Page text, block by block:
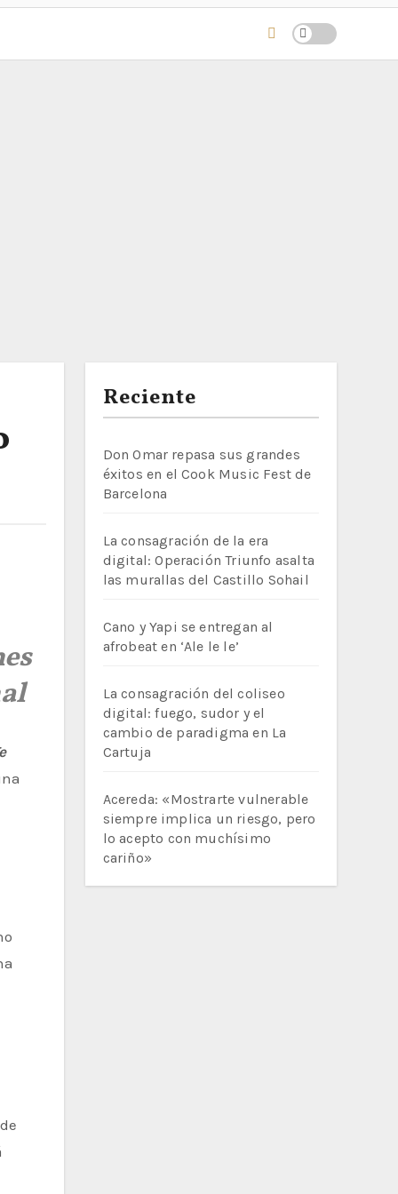
Reciente
Don Omar repasa sus grandes
éxitos en el Cook Music Fest de
Barcelona
La consagración de la era
digital: Operación Triunfo asalta
las murallas del Castillo Sohail
Cano y Yapi se entregan al
afrobeat en ‘Ale le le’
La consagración del coliseo
digital: fuego, sudor y el
cambio de paradigma en La
Cartuja
Acereda: «Mostrarte vulnerable
siempre implica un riesgo, pero
lo acepto con muchísimo
cariño»